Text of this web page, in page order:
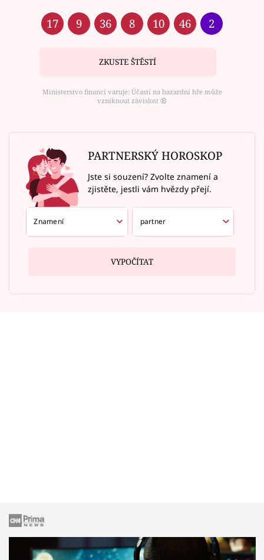
17 9 36 8 10 46 2
ZKUSTE ŠTĚSTÍ
Ministerstvo financí varuje: Účastí na hazardní hře může
vzniknout závislost ⑱
PARTNERSKÝ HOROSKOP
Jste si souzení? Zvolte znamení a
zjistěte, jestli vám hvězdy přejí.
VYPOČÍTAT